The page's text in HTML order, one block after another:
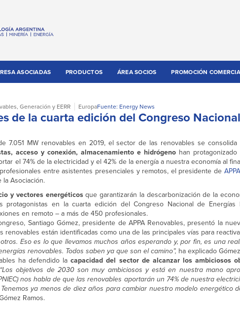
ASOCIADAS PRODUCTOS ÁREA SOCIOS PROMOCIÓN
, Generación y EERR EuropaFuente: Energy News
de la cuarta edición del Congreso
7.051 MW renovables en 2019, el sector de las renovables se
acceso y conexión, almacenamiento e hidrógeno han
el 74% de la electricidad y el 42% de la energía a nuestra economía al
entre asistentes presenciales y remotos, el presidente de
la Asociación.
y vectores energéticosque garantizarán la descarbonización de la
protagonistas en la cuarta edición del Congreso Nacional de
en remoto – a más de 450 profesionales.
Santiago Gómez, presidente de APPA Renovables, presentó la
renovables están identificadas como una de las principales vías para
Eso es lo que llevamos muchos años esperando y, por fin, es una
renovables. Todos saben ya que son el camino”, ha explicado
ha defendido lacapacidad del sector de alcanzar los ambiciosos
“Los objetivos de 2030 son muy ambiciosos y está en nuestra mano
nos habla de que las renovables aportarán un 74% de nuestra
ya menos de diez años para cambiar nuestro modelo energético
Ramos.